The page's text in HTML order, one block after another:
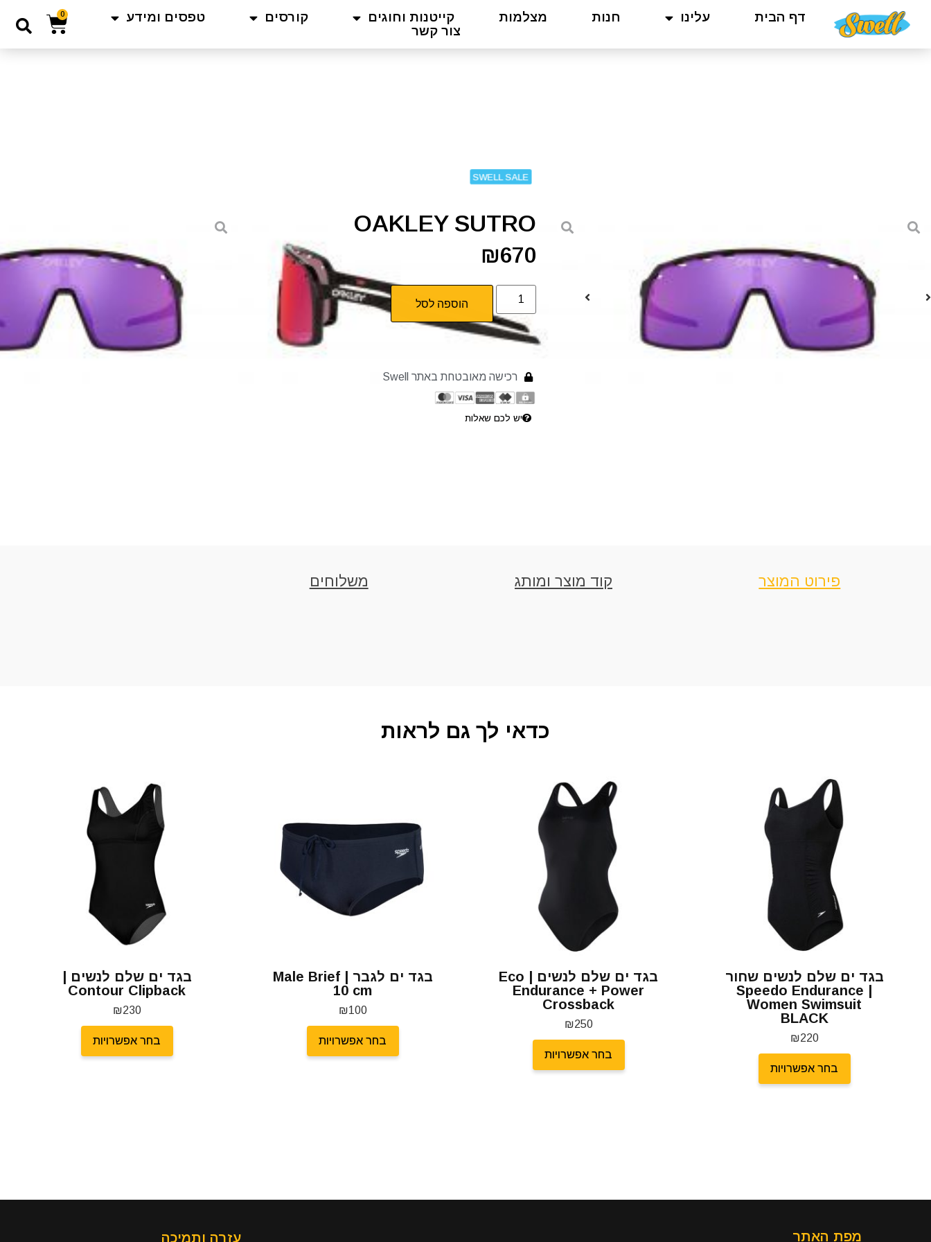
דף הבית עלינו חנות מצלמות קייטנות וחוגים קורסים
טפסים ומידע
צור קשר
0
SWELL SALE
OAKLEY SUTRO
₪670
הוספה לסל
רכישה מאובטחת באתר Swell
יש לכם שאלות
פירוט המוצר קוד מוצר ומותג משלוחים
כדאי לך גם לראות
בגד ים שלם לנשים שחור
| Speedo Endurance
Women Swimsuit
BLACK
₪220
בחר אפשרויות
בגד ים שלם לנשים | Eco
Endurance + Power
Crossback
₪250
בחר אפשרויות
בגד ים לגבר | Male Brief
10 cm
₪100
בחר אפשרויות
בגד ים שלם לנשים |
Contour Clipback
₪230
בחר אפשרויות
מפת האתר עזרה ותמיכה